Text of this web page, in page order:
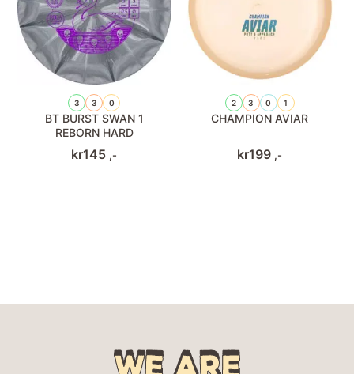
3 3 0
BT BURST SWAN 1
REBORN HARD
kr145 ,-
2 3 0 1
CHAMPION AVIAR
kr199 ,-